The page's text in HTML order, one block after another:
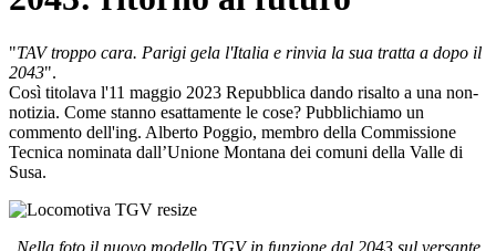
"TAV troppo cara. Parigi gela l'Italia e rinvia la sua tratta a dopo il
2043".
Così titolava l'11 maggio 2023 Repubblica dando risalto a una non-
notizia. Come stanno esattamente le cose? Pubblichiamo un
commento dell'ing. Alberto Poggio, membro della Commissione
Tecnica nominata dall’Unione Montana dei comuni della Valle di
Susa.
Nella foto il nuovo modello TGV in funzione dal 2043 sul versante